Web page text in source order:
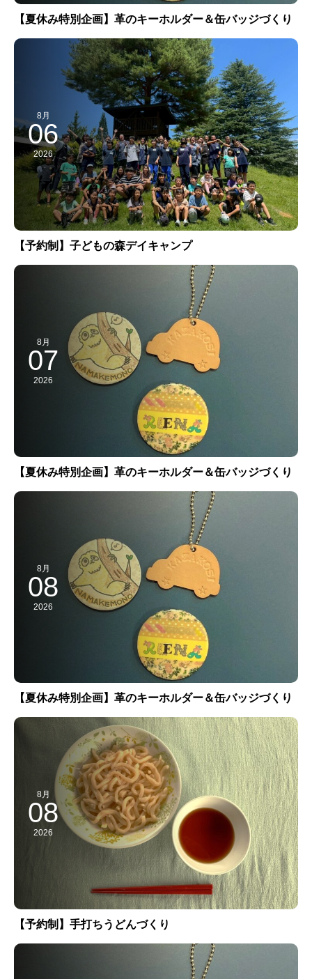
【夏休み特別企画】革のキーホルダー＆缶バッジづくり
8月
06
2026
【予約制】子どもの森デイキャンプ
8月
07
2026
【夏休み特別企画】革のキーホルダー＆缶バッジづくり
8月
08
2026
【夏休み特別企画】革のキーホルダー＆缶バッジづくり
8月
08
2026
【予約制】手打ちうどんづくり